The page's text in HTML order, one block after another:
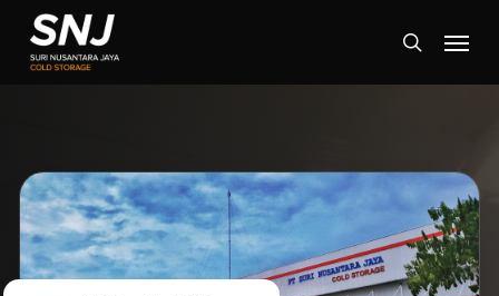
main
search
Menu